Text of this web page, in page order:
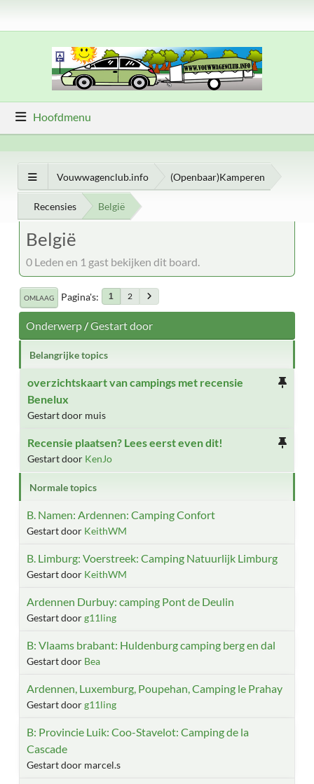
Hoofdmenu
Vouwwagenclub.info (Openbaar)Kamperen
Recensies België
België
0 Leden en 1 gast bekijken dit board.
OMLAAG Pagina's 1 2
Onderwerp/Gestart door
Belangrijke topics
overzichtskaart van campings met recensie
Benelux
Gestart door muis
Recensie plaatsen? Lees eerst even dit!
Gestart door KenJo
Normale topics
B. Namen: Ardennen: Camping Confort
Gestart door KeithWM
B. Limburg: Voerstreek: Camping Natuurlijk Limburg
Gestart door KeithWM
Ardennen Durbuy: camping Pont de Deulin
Gestart doorg11ling
B: Vlaams brabant: Huldenburg camping berg en dal
Gestart door Bea
Ardennen, Luxemburg, Poupehan, Camping le Prahay
Gestart doorg11ling
B: Provincie Luik: Coo-Stavelot: Camping de la
Cascade
Gestart door marcel.s